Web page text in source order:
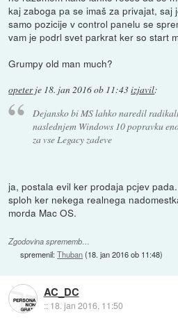
kaj zaboga pa se imaš za privajat, saj
samo pozicije v control panelu se
vam je podrl svet parkrat ker so start
Grumpy old man much?
opeterje 18. jan 2016 ob 11:43izjavil:
Dejansko bi MS lahko naredil
naslednjem Windows 10 popravku
za vse Legacy zadeve
ja, postala evil ker prodaja pcjev
sploh ker nekega realnega
morda Mac OS.
Zgodovina sprememb…
spremenil:Thuban(18. jan 2016 ob 11:48)
AC_DC
:: 18. jan 2016, 11:50